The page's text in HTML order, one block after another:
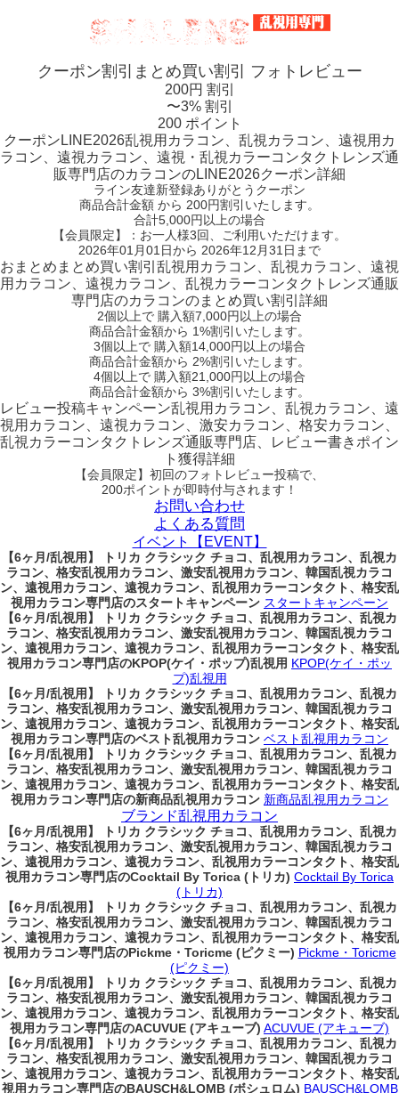
クーポン割引 まとめ買い割引 フォトレビュー
200円 割引
〜3% 割引
200 ポイント
クーポン LINE2026乱視用カラコン、乱視カラコン、遠視用カ
ラコン、遠視カラコン、遠視・乱視カラーコンタクトレンズ通
販専門店のカラコンのLINE2026クーポン詳細
ライン友達新登録ありがとうクーポン
商品合計金額 から 200円割引 いたします。
合計5,000円以上の場合
【会員限定】：お一人様3回
、ご利用いただけます。
2026年01月01日から 2026年12月31日まで
おまとめ まとめ買い割引 乱視用カラコン、乱視カラコン、遠視
用カラコン、遠視カラコン、乱視カラーコンタクトレンズ通販
専門店のカラコンのまとめ買い割引詳細
2個以上で 購入額7,000円以上の場合
商品合計金額から 1%割引いたします。
3個以上で 購入額14,000円以上の場合
商品合計金額から 2%割引いたします。
4個以上で 購入額21,000円以上の場合
商品合計金額から 3%割引いたします。
レビュー投稿キャンペーン乱視用カラコン、乱視カラコン、遠
視用カラコン、遠視カラコン、激安カラコン、格安カラコン、
乱視カラーコンタクトレンズ通販専門店、レビュー書きポイン
ト獲得詳細
【会員限定】初回のフォトレビュー投稿で、
200ポイントが即時付与されます！
お問い合わせ
よくある質問
イベント【EVENT】
【6ヶ月/乱視用】 トリカ クラシック チョコ、乱視用カラコン、乱視カ
ラコン、格安乱視用カラコン、激安乱視用カラコン、韓国乱視カラコ
ン、遠視用カラコン、遠視カラコン、乱視用カラーコンタクト、格安乱
視用カラコン専門店のスタートキャンペーン スタートキャンペーン
【6ヶ月/乱視用】 トリカ クラシック チョコ、乱視用カラコン、乱視カ
ラコン、格安乱視用カラコン、激安乱視用カラコン、韓国乱視カラコ
ン、遠視用カラコン、遠視カラコン、乱視用カラーコンタクト、格安乱
視用カラコン専門店のKPOP(ケイ・ポップ)乱視用 KPOP(ケイ・ポッ
プ)乱視用
【6ヶ月/乱視用】 トリカ クラシック チョコ、乱視用カラコン、乱視カ
ラコン、格安乱視用カラコン、激安乱視用カラコン、韓国乱視カラコ
ン、遠視用カラコン、遠視カラコン、乱視用カラーコンタクト、格安乱
視用カラコン専門店のベスト乱視用カラコン ベスト乱視用カラコン
【6ヶ月/乱視用】 トリカ クラシック チョコ、乱視用カラコン、乱視カ
ラコン、格安乱視用カラコン、激安乱視用カラコン、韓国乱視カラコ
ン、遠視用カラコン、遠視カラコン、乱視用カラーコンタクト、格安乱
視用カラコン専門店の新商品乱視用カラコン 新商品乱視用カラコン
ブランド乱視用カラコン
【6ヶ月/乱視用】 トリカ クラシック チョコ、乱視用カラコン、乱視カ
ラコン、格安乱視用カラコン、激安乱視用カラコン、韓国乱視カラコ
ン、遠視用カラコン、遠視カラコン、乱視用カラーコンタクト、格安乱
視用カラコン専門店のCocktail By Torica (トリカ) Cocktail By Torica
(トリカ)
【6ヶ月/乱視用】 トリカ クラシック チョコ、乱視用カラコン、乱視カ
ラコン、格安乱視用カラコン、激安乱視用カラコン、韓国乱視カラコ
ン、遠視用カラコン、遠視カラコン、乱視用カラーコンタクト、格安乱
視用カラコン専門店のPickme・Toricme (ピクミー) Pickme・Toricme
(ピクミー)
【6ヶ月/乱視用】 トリカ クラシック チョコ、乱視用カラコン、乱視カ
ラコン、格安乱視用カラコン、激安乱視用カラコン、韓国乱視カラコ
ン、遠視用カラコン、遠視カラコン、乱視用カラーコンタクト、格安乱
視用カラコン専門店のACUVUE (アキューブ) ACUVUE (アキューブ)
【6ヶ月/乱視用】 トリカ クラシック チョコ、乱視用カラコン、乱視カ
ラコン、格安乱視用カラコン、激安乱視用カラコン、韓国乱視カラコ
ン、遠視用カラコン、遠視カラコン、乱視用カラーコンタクト、格安乱
視用カラコン専門店のBAUSCH&LOMB (ボシュロム) BAUSCH&LOMB